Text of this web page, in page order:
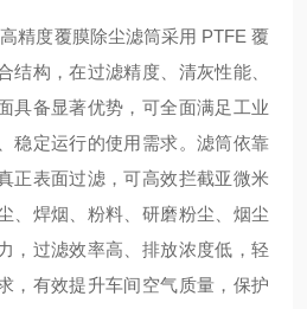
精度覆膜除尘滤筒采用 PTFE 覆
结构，在过滤精度、清灰性能、
具备显著优势，可全面满足工业
稳定运行的使用需求。滤筒依靠
正表面过滤，可高效拦截亚微米
、焊烟、粉料、研磨粉尘、烟尘
，过滤效率高、排放浓度低，轻
，有效提升车间空气质量，保护